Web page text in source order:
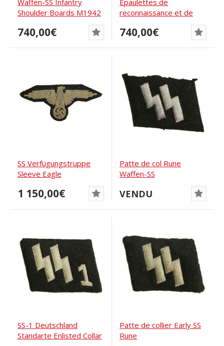
Waffen-SS Infantry
Shoulder Boards M1942
740,00€
Épaulettes de
reconnaissance et de
740,00€
SS Verfügungstruppe
Sleeve Eagle
Hammerhead Variant
1 150,00€
Patte de col Rune
Waffen-SS
VENDU
SS-1 Deutschland
Standarte Enlisted Collar
Patte de collier Early SS
Rune